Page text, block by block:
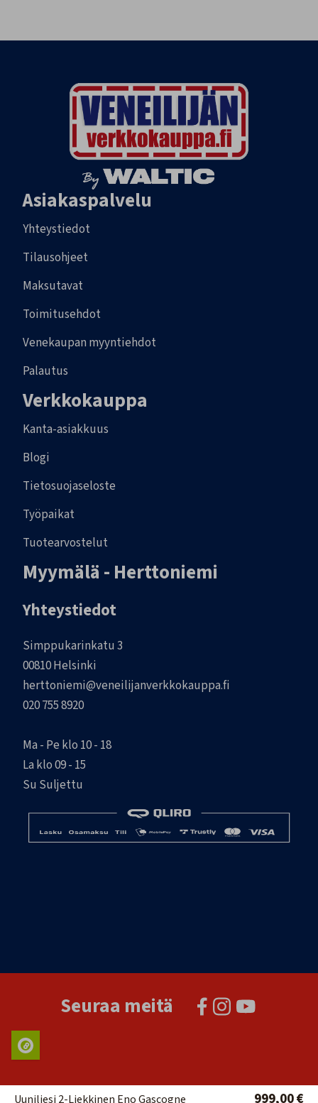
Uuniliesi 2-Liekkinen Eno Gascogne 999,00 €
Asiakaspalvelu
Yhteystiedot
Tilausohjeet
Maksutavat
Toimitusehdot
Venekaupan myyntiehdot
Palautus
Verkkokauppa
Kanta-asiakkuus
Blogi
Tietosuojaseloste
Työpaikat
Tuotearvostelut
Myymälä - Herttoniemi
Yhteystiedot
Simppukarinkatu 3
00810 Helsinki
herttoniemi@veneilijanverkkokauppa.fi
020 755 8920
Ma - Pe klo 10 - 18
La klo 09 - 15
Su Suljettu
Seuraa meitä